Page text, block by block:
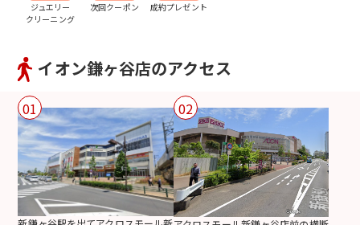
ジュエリー
クリーニング
次回クーポン 成約プレゼント
イオン鎌ヶ谷店のアクセス
01 02